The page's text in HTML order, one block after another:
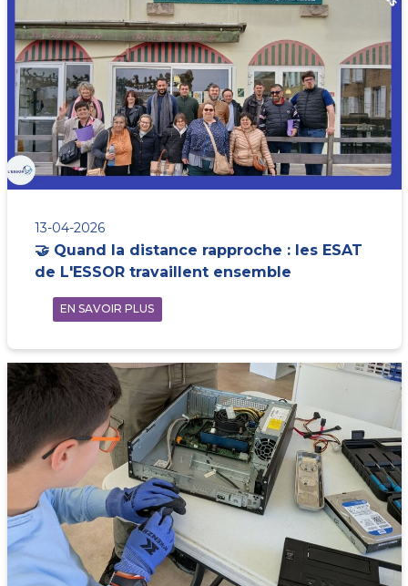
13-04-2026
🤝 Quand la distance rapproche : les ESAT
de L'ESSOR travaillent ensemble
EN SAVOIR PLUS